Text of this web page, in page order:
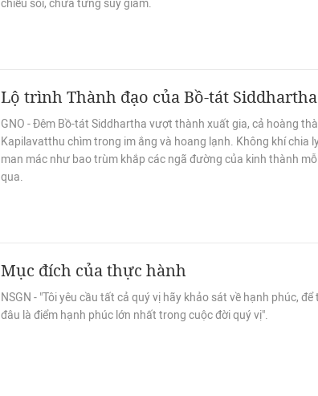
chiếu soi, chưa từng suy giảm.
Lộ trình Thành đạo của Bồ-tát Siddhartha
GNO - Đêm Bồ-tát Siddhartha vượt thành xuất gia, cả hoàng
Kapilavatthu chìm trong im ắng và hoang lạnh. Không khí chia
man mác như bao trùm khắp các ngã đường của kinh thành
qua.
Mục đích của thực hành
NSGN - "Tôi yêu cầu tất cả quý vị hãy khảo sát về hạnh phúc,
đâu là điểm hạnh phúc lớn nhất trong cuộc đời quý vị".